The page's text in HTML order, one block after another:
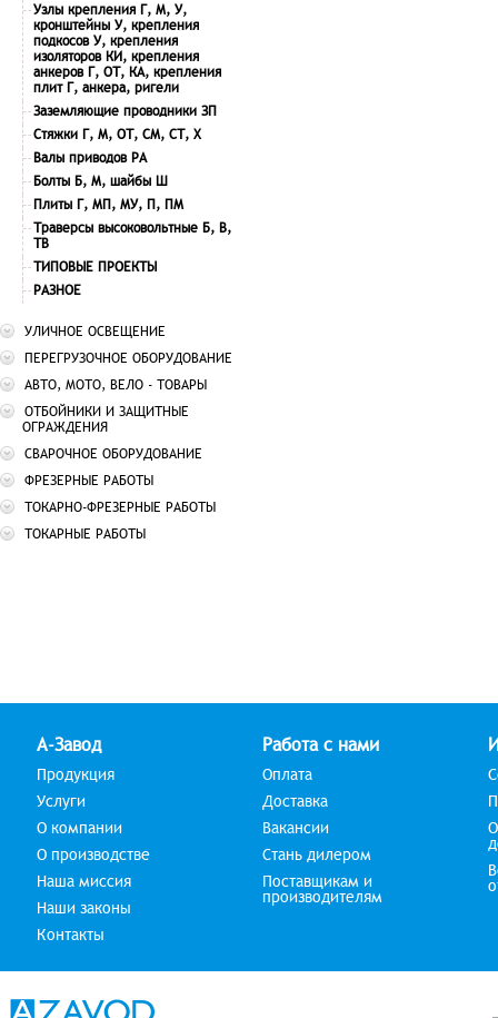
Узлы крепления Г, М, У,
кронштейны У, крепления
подкосов У, крепления
изоляторов КИ, крепления
анкеров Г, ОТ, КА, крепления
плит Г, анкера, ригели
Заземляющие проводники ЗП
Стяжки Г, М, ОТ, СМ, СТ, Х
Валы приводов РА
Болты Б, М, шайбы Ш
Плиты Г, МП, МУ, П, ПМ
Траверсы высоковольтные Б, В,
ТВ
ТИПОВЫЕ ПРОЕКТЫ
РАЗНОЕ
УЛИЧНОЕ ОСВЕЩЕНИЕ
ПЕРЕГРУЗОЧНОЕ ОБОРУДОВАНИЕ
АВТО, МОТО, ВЕЛО - ТОВАРЫ
ОТБОЙНИКИ И ЗАЩИТНЫЕ
ОГРАЖДЕНИЯ
СВАРОЧНОЕ ОБОРУДОВАНИЕ
ФРЕЗЕРНЫЕ РАБОТЫ
ТОКАРНО-ФРЕЗЕРНЫЕ РАБОТЫ
ТОКАРНЫЕ РАБОТЫ
А-Завод
Продукция
Услуги
О компании
О производстве
Наша миссия
Наши законы
Контакты
Работа с нами
Оплата
Доставка
Вакансии
Стань дилером
Поставщикам и
производителям